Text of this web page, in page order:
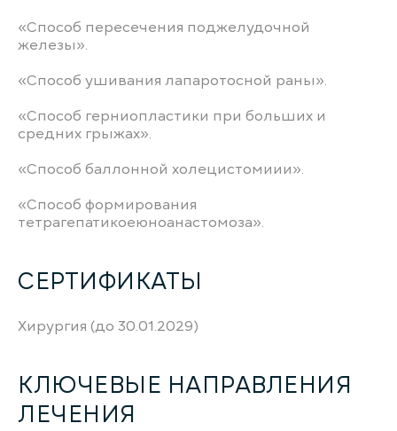
«Способ пересечения поджелудочной
железы».
«Способ ушивания лапаротосной раны».
«Способ герниопластики при больших и
средних грыжах».
«Способ баллонной холецистомиии».
«Способ формирования
тетрагепатикоеюноанастомоза».
СЕРТИФИКАТЫ
Хирургия (до 30.01.2029)
КЛЮЧЕВЫЕ НАПРАВЛЕНИЯ
ЛЕЧЕНИЯ